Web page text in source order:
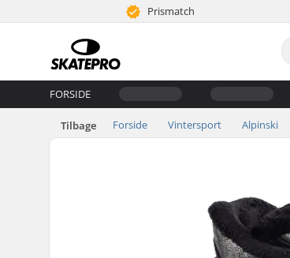
Prismatch
FORSIDE
Tilbage Forside Vintersport Alpinski